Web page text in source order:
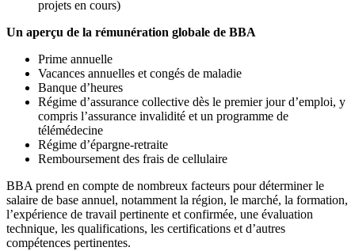
projets en cours)
Un aperçu de la rémunération globale de BBA
Prime annuelle
Vacances annuelles et congés de maladie
Banque d’heures
Régime d’assurance collective dès le premier jour d’emploi, y
compris l’assurance invalidité et un programme de
télémédecine
Régime d’épargne-retraite
Remboursement des frais de cellulaire
BBA prend en compte de nombreux facteurs pour déterminer le
salaire de base annuel, notamment la région, le marché, la formation,
l’expérience de travail pertinente et confirmée, une évaluation
technique, les qualifications, les certifications et d’autres
compétences pertinentes.